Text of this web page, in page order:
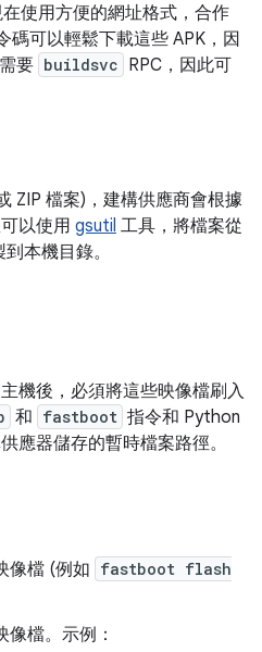
使用方便的網址格式，合作
碼可以輕鬆下載這些 APK，因
要 buildsvc RPC，因此可
ZIP 檔案)，建構供應商會根據
以使用 gsutil 工具，將檔案從
本機目錄。
機後，必須將這些映像檔刷入
和 fastboot 指令和 Python
應器儲存的暫時檔案路徑。
像檔 (例如 fastboot flash
檔。示例：